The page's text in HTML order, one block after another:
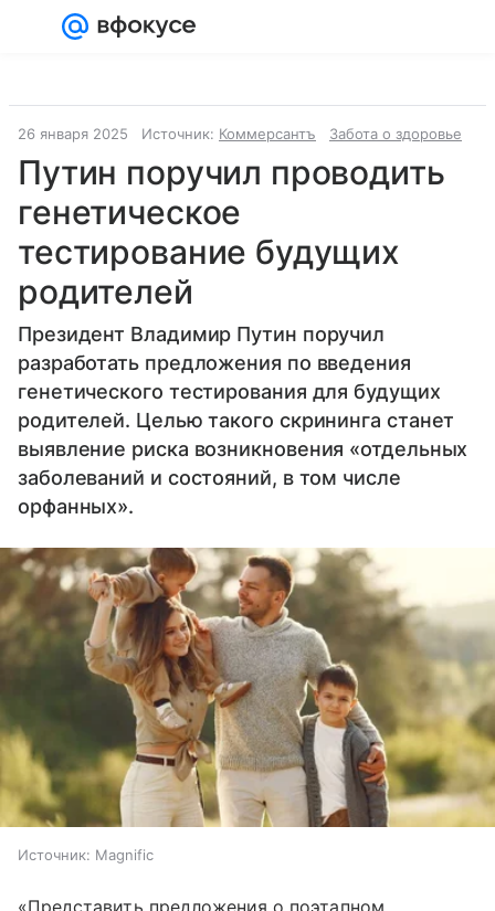
26 января 2025 Источник: Коммерсантъ Забота о здоровье
Путин поручил проводить
генетическое
тестирование будущих
родителей
Президент Владимир Путин поручил
разработать предложения по введения
генетического тестирования для будущих
родителей. Целью такого скрининга станет
выявление риска возникновения «отдельных
заболеваний и состояний, в том числе
орфанных».
Источник: Magnific
«Представить предложения о поэтапном